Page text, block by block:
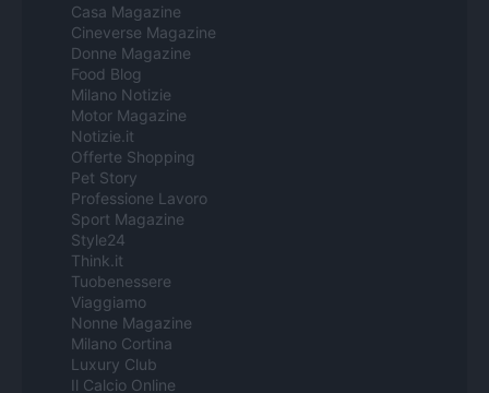
Casa Magazine
Cineverse Magazine
Donne Magazine
Food Blog
Milano Notizie
Motor Magazine
Notizie.it
Offerte Shopping
Pet Story
Professione Lavoro
Sport Magazine
Style24
Think.it
Tuobenessere
Viaggiamo
Nonne Magazine
Milano Cortina
Luxury Club
Il Calcio Online